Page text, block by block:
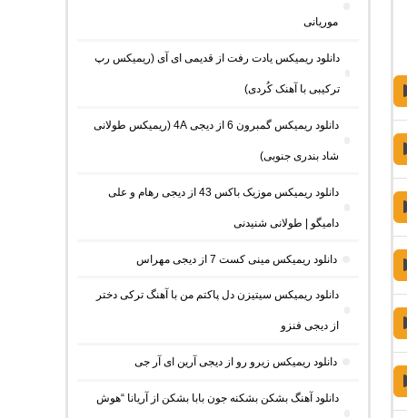
موریانی
دانلود ریمیکس یادت رفت از قدیمی ای آی (ریمیکس رپ
ترکیبی با آهنک کُردی)
دانلود ریمیکس گمبرون 6 از دیجی 4A (ریمیکس طولانی
شاد بندری جنوبی)
دانلود ریمیکس موزیک باکس 43 از دیجی رهام و علی
دامیگو | طولانی شنیدنی
دانلود ریمیکس مینی کست 7 از دیجی مهراس
دانلود ریمیکس سیتیزن دل پاکتم من با آهنگ ترکی دختر
از دیجی فنزو
دانلود ریمیکس زیرو رو از دیجی آرین ای آر جی
دانلود آهنگ بشکن بشکنه جون بابا بشکن از آریانا “هوش